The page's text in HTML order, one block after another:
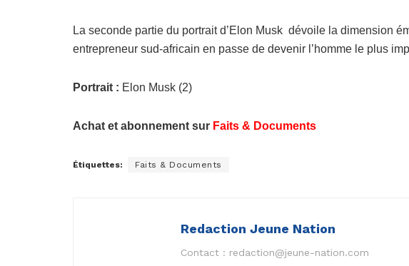
La seconde partie du portrait d’Elon Musk dévoile la dimension
entrepreneur sud-africain en passe de devenir l’homme le plus
Portrait : Elon Musk (2)
Achat et abonnement sur Faits & Documents
Étiquettes: Faits & Documents
Redaction Jeune Nation
Contact : redaction@jeune-nation.com